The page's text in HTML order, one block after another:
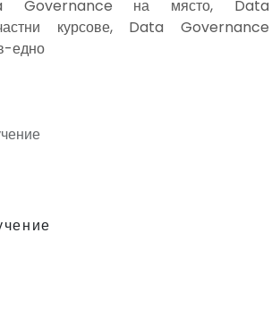
Governance на място, Data
курсове, Data Governance
едно